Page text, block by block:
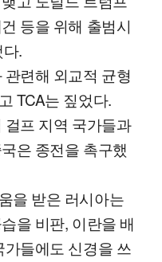
등을 위해 출범시
.
련해 외교적 균형
TCA는 짚었다.
프 지역 국가들과
은 종전을 촉구했
을 받은 러시아는
을 비판, 이란을 배
들에도 신경을 쓰